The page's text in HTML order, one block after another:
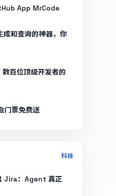
App MrCode
成和查询的神器，你
百位顶级开发者的
门票免费送
科技
Jira：Agent 真正